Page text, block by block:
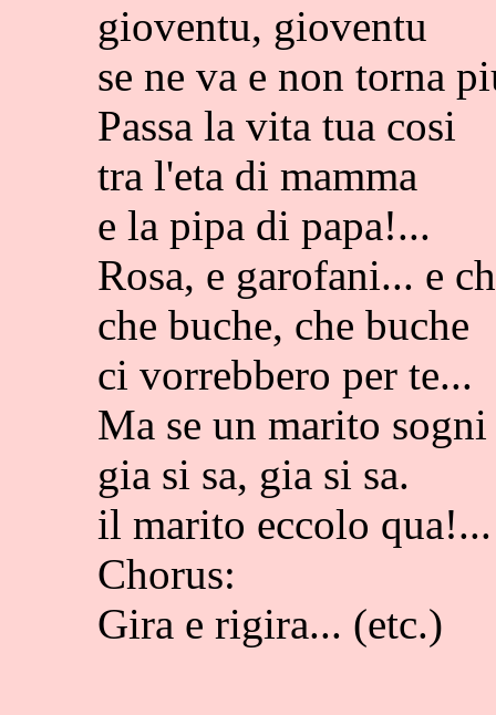
gioventu, gioventu
se ne va e non torna
Passa la vita tua cosi
tra l'eta di mamma
e la pipa di papa!...
Rosa, e garofani... e
che buche, che buche
ci vorrebbero per te...
Ma se un marito
gia si sa, gia si sa.
il marito eccolo qua!...
Chorus:
Gira e rigira... (etc.)